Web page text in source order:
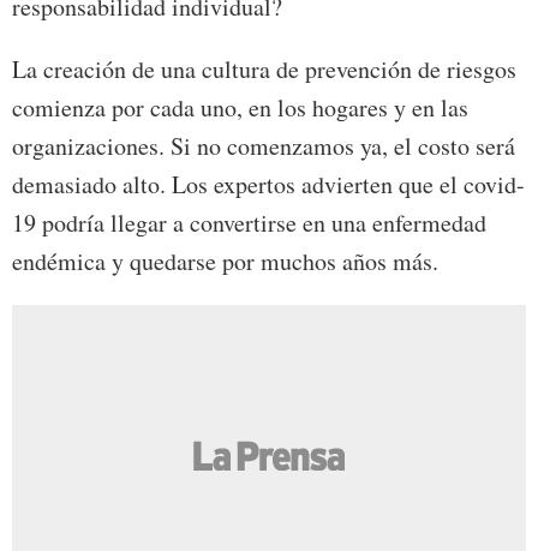
responsabilidad individual?
La creación de una cultura de prevención de riesgos
comienza por cada uno, en los hogares y en las
organizaciones. Si no comenzamos ya, el costo será
demasiado alto. Los expertos advierten que el covid-
19 podría llegar a convertirse en una enfermedad
endémica y quedarse por muchos años más.